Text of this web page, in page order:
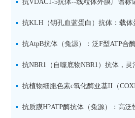
抗VDAC1-5抗体--线粒体外膜广谱标
物及二维BN-PAGE应用
抗KLH（钥孔血蓝蛋白）抗体：载体
适用于ELISA、WB与免疫定位
抗AtpB抗体（兔源）：泛F型ATP合
体、线粒体与细菌
抗NBR1（自噬底物NBR1）抗体，
导样本
抗植物细胞色素c氧化酶亚基II（
专属标记物，适用于天然与变性电泳
抗质膜H?ATP酶抗体（兔源）：高